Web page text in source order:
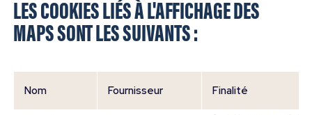
LES COOKIES LIÉS À L'AFFICHAGE DES
MAPS SONT LES SUIVANTS :
Nom Fournisseur Finalité